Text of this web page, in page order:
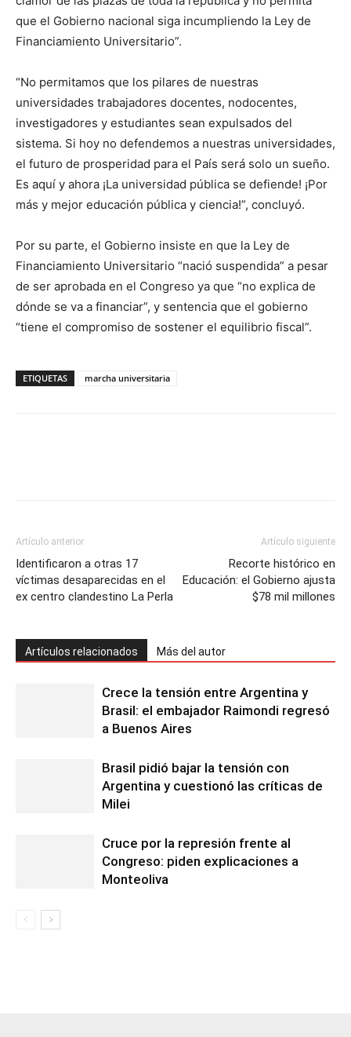
que el Gobierno nacional siga incumpliendo la Ley de
Financiamiento Universitario”.
“No permitamos que los pilares de nuestras
universidades trabajadores docentes, nodocentes,
investigadores y estudiantes sean expulsados del
sistema. Si hoy no defendemos a nuestras universidades,
el futuro de prosperidad para el País será solo un sueño.
Es aquí y ahora ¡La universidad pública se defiende! ¡Por
más y mejor educación pública y ciencia!”, concluyó.
Por su parte, el Gobierno insiste en que la Ley de
Financiamiento Universitario “nació suspendida” a pesar
de ser aprobada en el Congreso ya que “no explica de
dónde se va a financiar”, y sentencia que el gobierno
“tiene el compromiso de sostener el equilibrio fiscal”.
ETIQUETAS marcha universitaria
Artículo anterior
Identificaron a otras 17
víctimas desaparecidas en el
ex centro clandestino La Perla
Artículo siguiente
Recorte histórico en
Educación: el Gobierno ajusta
$78 mil millones
Artículos relacionados Más del autor
Crece la tensión entre Argentina y
Brasil: el embajador Raimondi regresó
a Buenos Aires
Brasil pidió bajar la tensión con
Argentina y cuestionó las críticas de
Milei
Cruce por la represión frente al
Congreso: piden explicaciones a
Monteoliva